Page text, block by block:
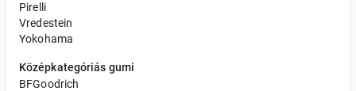
Pirelli
Vredestein
Yokohama
Középkategóriás gumi
BFGoodrich